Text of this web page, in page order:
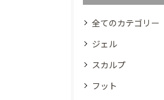
全てのカテゴリー
ジェル
スカルプ
フット